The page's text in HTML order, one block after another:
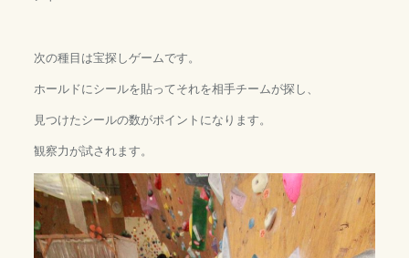
次の種目は宝探しゲームです。
ホールドにシールを貼ってそれを相手チームが探し、
見つけたシールの数がポイントになります。
観察力が試されます。